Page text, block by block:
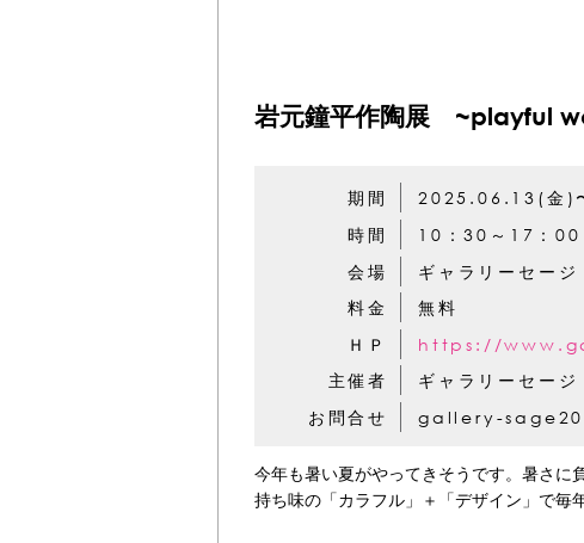
岩元鐘平作陶展 ~playful
期間
2025.06.13(金)
時間
10：30～17：
会場
ギャラリーセージ
料金
無料
ＨＰ
https://
主催者
ギャラリーセージ
お問合せ
gallery-
今年も暑い夏がやってきそうです。暑さに
持ち味の「カラフル」＋「デザイン」で毎